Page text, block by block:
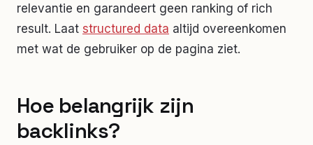
relevantie en garandeert geen ranking of rich
result. Laat structured data altijd overeenkomen
met wat de gebruiker op de pagina ziet.
Hoe belangrijk zijn
backlinks?